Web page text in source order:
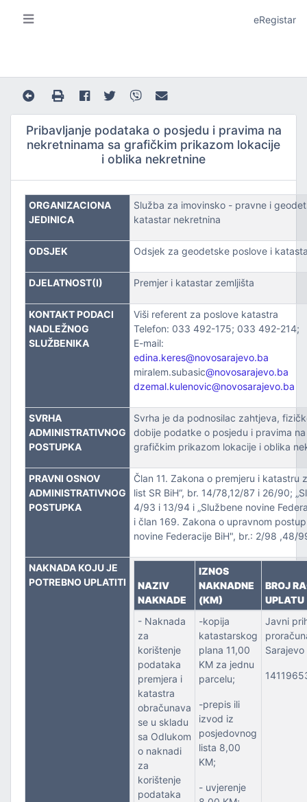
I LOKALNU SAMOUPRAVU
POSLOVE I KATASTAR NEKRETNINA
I SAOBRAĆAJ
IZBJEGLICE I RASELJENA LICA
eRegistar
Pribavljanje podataka o posjedu i pravima na
nekretninama sa grafičkim prikazom lokacije
i oblika nekretnine
ORGANIZACIONA
JEDINICA
Služba za imovinsko - pravne i
katastar nekretnina
ODSJEK Odsjek za geodetske poslove i
DJELATNOST(I) Premjer i katastar zemljišta
KONTAKT PODACI
NADLEŽNOG
SLUŽBENIKA
Viši referent za poslove katastra
Telefon: 033 492-175; 033 492-214;
E-mail:
edina.keres@novosarajevo.ba
miralem.subasic@novosarajevo.ba
dzemal.kulenovic@novosarajevo.ba
SVRHA
ADMINISTRATIVNOG
POSTUPKA
Svrha je da podnosilac zahtjeva,
dobije podatke o posjedu i pravima
grafičkim prikazom lokacije i oblika
PRAVNI OSNOV
ADMINISTRATIVNOG
POSTUPKA
Član 11. Zakona o premjeru i katastru
list SR BiH“, br. 14/78,12/87 i 26/90;
4/93 i 13/94 i „Službene novine
i član 169. Zakona o upravnom
novine Federacije BiH", br.: 2/98 ,48/
NAKNADA KOJU JE
POTREBNO UPLATITI
NAZIV
NAKNADE
IZNOS
NAKNADNE
(KM)
BROJ
UPLATU
- Naknada
za
korištenje
podataka
premjera i
katastra
obračunava
se u skladu
sa Odlukom
o naknadi
za
korištenje
podataka
-kopija
katastarskog
plana 11,00
KM za jednu
parcelu;
-prepis ili
izvod iz
posjedovnog
lista 8,00
KM;
- uvjerenje
Javni
Sarajevo